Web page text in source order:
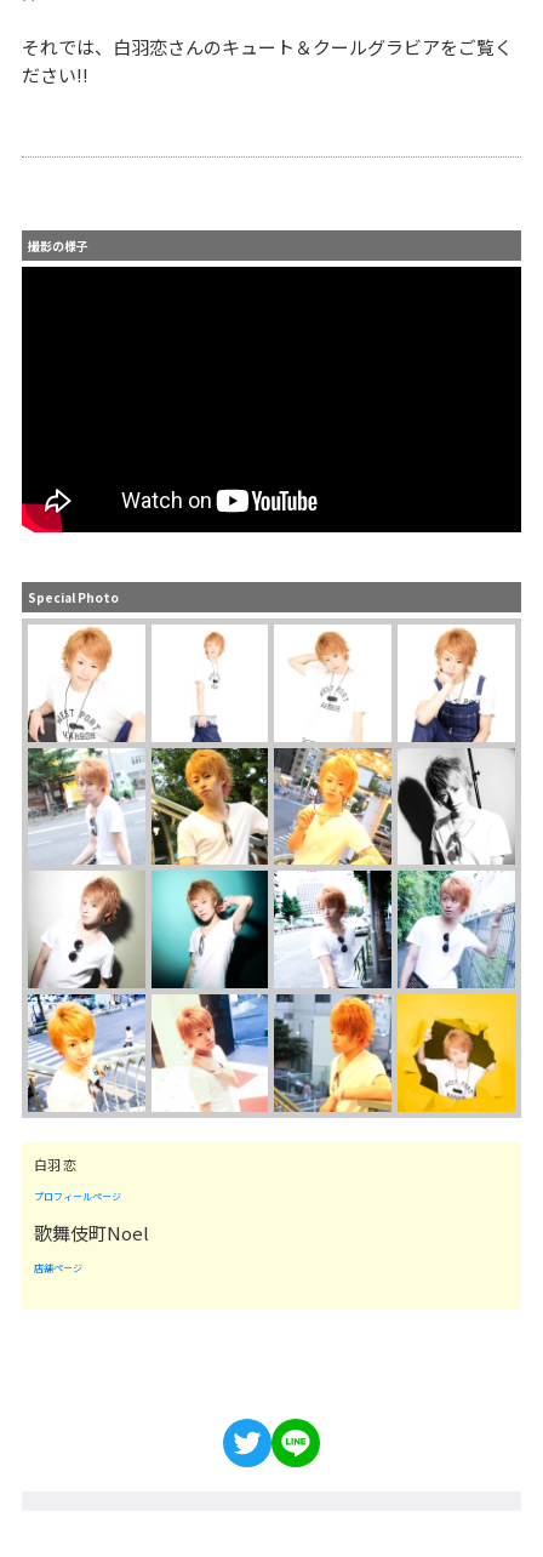
それでは、白羽恋さんのキュート＆クールグラビアをご覧く
ださい!!
撮影の様子
Special Photo
白羽 恋
プロフィールページ
歌舞伎町Noel
店舗ページ